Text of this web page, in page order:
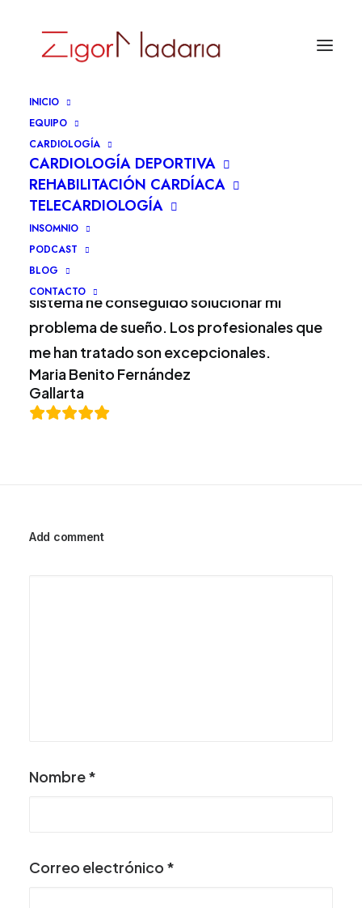
INICIO
EQUIPO
CARDIOLOGÍA
CARDIOLOGÍA DEPORTIVA
REHABILITACIÓN CARDÍACA
TELECARDIOLOGÍA
INSOMNIO
PODCAST
BLOG
CONTACTO
La solución está en tus
manos
27 de marzo de 2026
Experiencia gratamente positiva. Con este
sistema he conseguido solucionar mi
problema de sueño. Los profesionales que
me han tratado son excepcionales.
Maria Benito Fernández
Gallarta
Add comment
Nombre*
Correo electrónico *